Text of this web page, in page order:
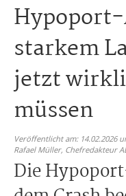
starkem
jetzt
müssen
Veröffentlicht am: 14.02.2026
Rafael Müller, Chefredakteur
Die